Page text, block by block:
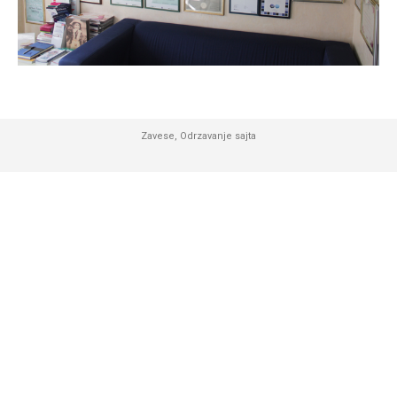
Zavese, Odrzavanje sajta